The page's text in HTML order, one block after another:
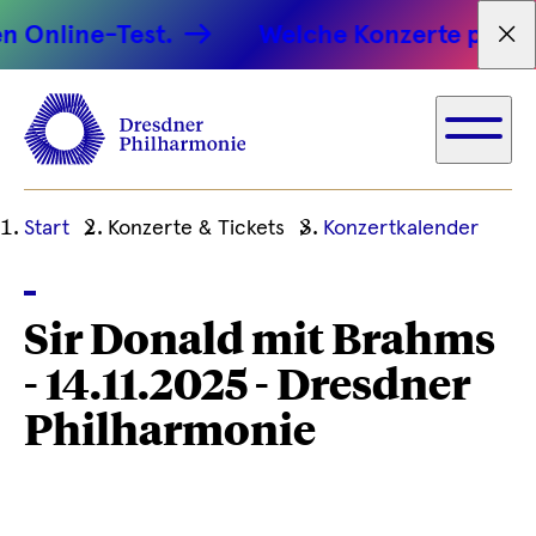
Online-Test. Welche Konzerte
Ihre
Position
Start Konzerte & Tickets Konzertkalender
Sir Donald mit Brahms
- 14.11.2025 - Dresdner
Philharmonie